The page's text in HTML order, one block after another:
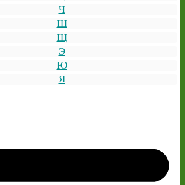
Ч
Ш
Щ
Э
Ю
Я